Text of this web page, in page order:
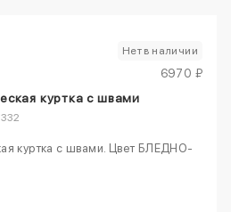
Нет в наличии
6970 ₽
куртка с швами
куртка с швами. Цвет БЛЕДНО-